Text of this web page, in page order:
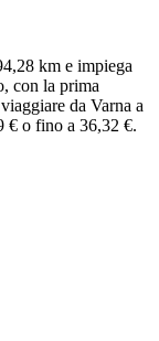
km e impiega
con la prima
da Varna a
€ o fino a 36,32 €.